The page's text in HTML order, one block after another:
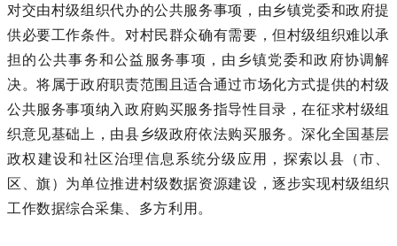
对交由村级组织代办的公共服务事项，由乡镇党委和政府提
供必要工作条件。对村民群众确有需要，但村级组织难以承
担的公共事务和公益服务事项，由乡镇党委和政府协调解
决。将属于政府职责范围且适合通过市场化方式提供的村级
公共服务事项纳入政府购买服务指导性目录，在征求村级组
织意见基础上，由县乡级政府依法购买服务。深化全国基层
政权建设和社区治理信息系统分级应用，探索以县（市、
区、旗）为单位推进村级数据资源建设，逐步实现村级组织
工作数据综合采集、多方利用。